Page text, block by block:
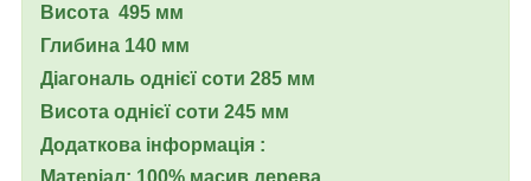
Висота 495 мм
Глибина 140 мм
Діагональ однієї соти 285 мм
Висота однієї соти 245 мм
Додаткова інформація :